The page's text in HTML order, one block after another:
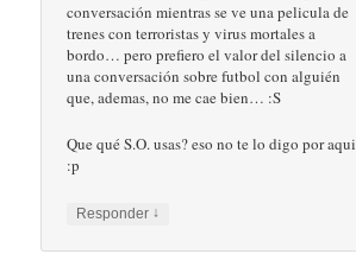
conversación mientras se ve una pelicula de
trenes con terroristas y virus mortales a
bordo… pero prefiero el valor del silencio a
una conversación sobre futbol con alguién
que, ademas, no me cae bien… :S
Que qué S.O. usas? eso no te lo digo por aqui
:p
Responder ↓